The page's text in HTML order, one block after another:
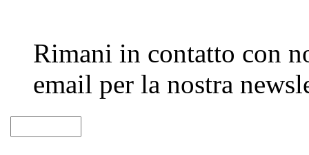
Rimani in contatto con
email per la nostra